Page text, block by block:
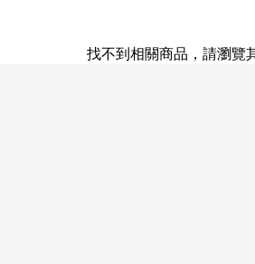
找不到相關商品，請瀏覽